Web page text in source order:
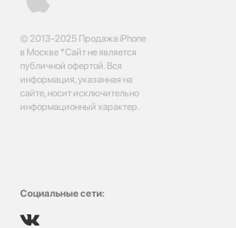
© 2013-2025 Продажа iPhone
в Москве *Сайт не является
публичной офертой. Вся
информация, указанная на
сайте, носит исключительно
информационный характер.
Социальные сети: